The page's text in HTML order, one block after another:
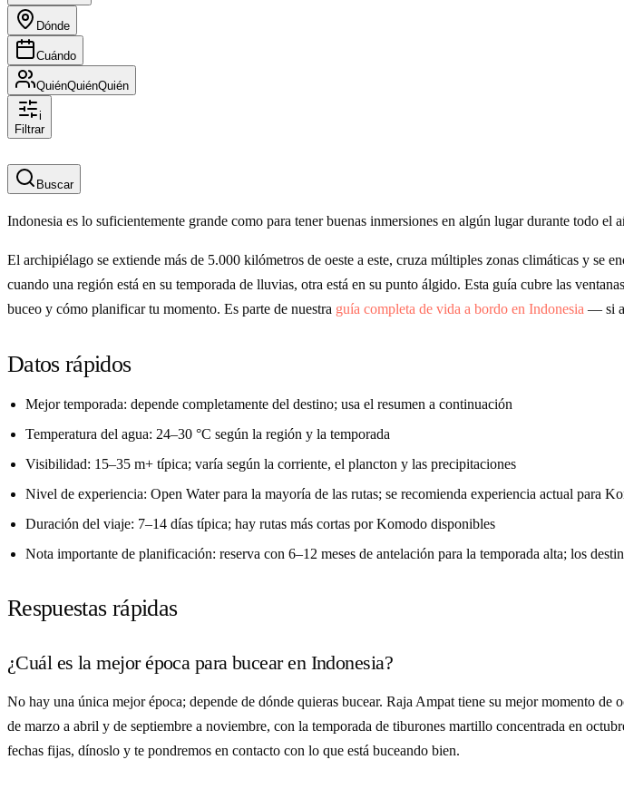
Dónde
Cuándo
QuiénQuiénQuién
i
Filtrar
Buscar
Indonesia es lo suficientemente grande como para tener buenas inmersiones en algún lugar durante todo el
El archipiélago se extiende más de 5.000 kilómetros de oeste a este, cruza múltiples zonas climáticas y se
cuando una región está en su temporada de lluvias, otra está en su punto álgido. Esta guía cubre las
buceo y cómo planificar tu momento. Es parte de nuestra guía completa de vida a bordo en Indonesia — si
Datos rápidos
Mejor temporada: depende completamente del destino; usa el resumen a continuación
Temperatura del agua: 24–30 °C según la región y la temporada
Visibilidad: 15–35 m+ típica; varía según la corriente, el plancton y las precipitaciones
Nivel de experiencia: Open Water para la mayoría de las rutas; se recomienda experiencia actual para
Duración del viaje: 7–14 días típica; hay rutas más cortas por Komodo disponibles
Nota importante de planificación: reserva con 6–12 meses de antelación para la temporada alta; los
Respuestas rápidas
¿Cuál es la mejor época para bucear en Indonesia?
No hay una única mejor época; depende de dónde quieras bucear. Raja Ampat tiene su mejor momento
de marzo a abril y de septiembre a noviembre, con la temporada de tiburones martillo concentrada en
fechas fijas, dínoslo y te pondremos en contacto con lo que está buceando bien.